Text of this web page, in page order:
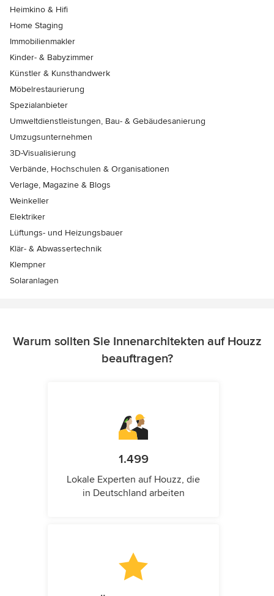
Heimkino & Hifi
Home Staging
Immobilienmakler
Kinder- & Babyzimmer
Künstler & Kunsthandwerk
Möbelrestaurierung
Spezialanbieter
Umweltdienstleistungen, Bau- & Gebäudesanierung
Umzugsunternehmen
3D-Visualisierung
Verbände, Hochschulen & Organisationen
Verlage, Magazine & Blogs
Weinkeller
Elektriker
Lüftungs- und Heizungsbauer
Klär- & Abwassertechnik
Klempner
Solaranlagen
Warum sollten Sie Innenarchitekten auf Houzz
beauftragen?
1.499
Lokale Experten auf Houzz, die
in Deutschland arbeiten